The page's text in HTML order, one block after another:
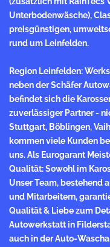
Unterbodenwäsche),
preisgünstigen,
rund um Leinfelden.
Region Leinfelden:
neben der Schäfer
befindet sich die
zuverlässiger Partner -
Stuttgart, Böblingen,
kommen viele Kunden
uns. Als Eurogarant
Qualität: Sowohl im
Unser Team, bestehend
und Mitarbeitern,
Qualität & Liebe zum
Autowerkstatt in
auch in der Auto-